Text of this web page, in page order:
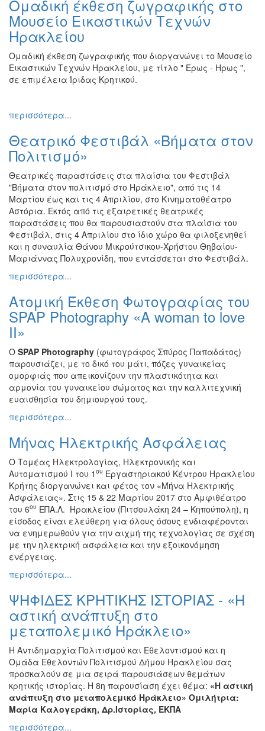
Ζωγραφική
Φωτογραφία
Τραγούδι
Μουσική
Κινηματογράφος
Θέατρο
Ειδών
Συνέδρια
Ημερίδες
-
Διημερίδες
Σεμινάρια-
Διαλέξεις-
Ομιλίες
Διάφορες
Εκθέσεις
Εκδηλώσεις
για
Παιδιά
Εκδηλώσεις
ΤΟΠΟΣ
ΜΑΣ
ΔΗΜΟΣ
ΠΟΛΙΤΙΣΜΟΣ
ΑΝΘΕΚΤΙΚΗ
ΠΟΛΗ
Ομαδική έκθεση ζωγραφικής στο
Μουσείο Εικαστικών Τεχνών
Ηρακλείου
Ομαδική έκθεση ζωγραφικής που διοργανώνει το Μουσείο
Εικαστικών Τεχνών Ηρακλείου, με τίτλο " Ερως - Ηρως ",
σε επιμέλεια Ίριδας Κρητικού.
περισσότερα...
Θεατρικό Φεστιβάλ «Βήματα στον
Πολιτισμό»
Θεατρικές παραστάσεις στα πλαίσια του Φεστιβάλ
"Βήματα στον πολιτισμό στο Ηράκλειο", από τις 14
Μαρτίου έως και τις 4 Απριλίου, στο Κινηματοθέατρο
Αστόρια. Εκτός από τις εξαιρετικές θεατρικές
παραστάσεις που θα παρουσιαστούν στα πλαίσια του
Φεστιβάλ, στις 4 Απριλίου στο ίδιο χώρο θα φιλοξενηθεί
και η συναυλία Θάνου Μικρούτσικου-Χρήστου Θηβαίου-
Μαριάννας Πολυχρονίδη, που εντάσσεται στο Φεστιβάλ.
περισσότερα...
Ατομική Έκθεση Φωτογραφίας του
SPAP Photography «A woman to love
II»
Ο SPAP Photography (φωτογράφος Σπύρος Παπαδάτος)
παρουσιάζει, με το δικό του μάτι, πόζες γυναικείας
ομορφιάς που απεικονίζουν την πλαστικότητα και
αρμονία του γυναικείου σώματος και την καλλιτεχνική
ευαισθησία του δημιουργού τους.
περισσότερα...
Μήνας Ηλεκτρικής Ασφάλειας
Ο Tομέας Ηλεκτρολογίας, Ηλεκτρονικής και
Αυτοματισμού I του 1 ου Εργαστηριακού Κέντρου Ηρακλείου
Κρήτης διοργανώνει και φέτος τον «Μήνα Ηλεκτρικής
Ασφάλειας». Στις 15 & 22 Μαρτίου 2017 στο Αμφιθέατρο
του 6ου ΕΠΑ.Λ. Ηρακλείου (Πιτσουλάκη 24 – Κηπούπολη), η
είσοδος είναι ελεύθερη για όλους όσους ενδιαφέρονται
να ενημερωθούν για την αιχμή της τεχνολογίας σε σχέση
με την ηλεκτρική ασφάλεια και την εξοικονόμηση
ενέργειας.
περισσότερα...
ΨΗΦΙΔΕΣ ΚΡΗΤΙΚΗΣ ΙΣΤΟΡΙΑΣ - «Η
αστική ανάπτυξη στο
μεταπολεμικό Ηράκλειο»
Η Αντιδημαρχία Πολιτισμού και Εθελοντισμού και η
Ομάδα Εθελοντών Πολιτισμού Δήμου Ηρακλείου σας
προσκαλούν σε μια σειρά παρουσιάσεων θεμάτων
κρητικής ιστορίας. Η 8η παρουσίαση έχει θέμα: «Η αστική
ανάπτυξη στο μεταπολεμικό Ηράκλειο» Ομιλήτρια:
Μαρία Καλογεράκη, Δρ.Ιστορίας, ΕΚΠΑ
περισσότερα...